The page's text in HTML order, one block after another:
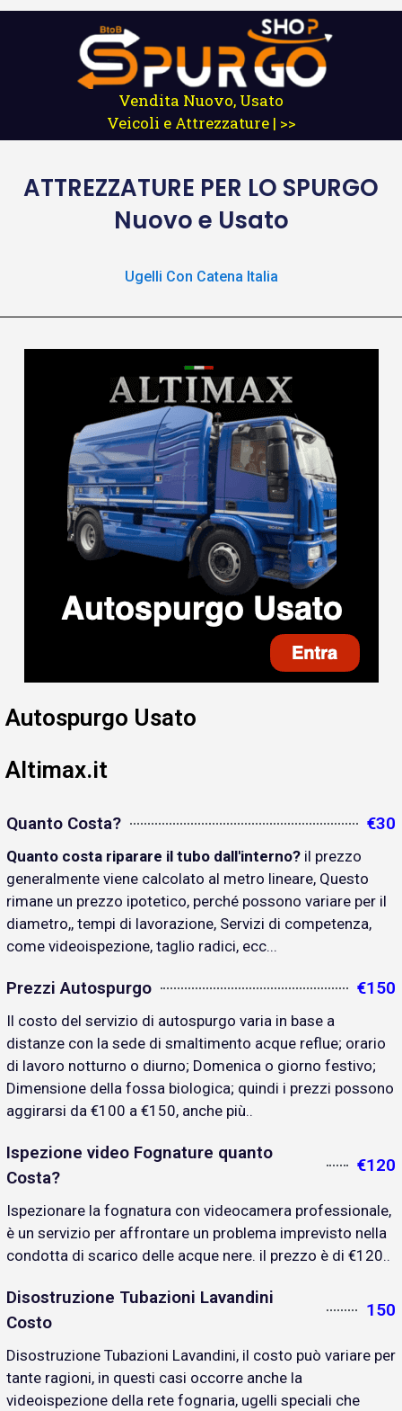
Vendita Nuovo, Usato
Veicoli e Attrezzature | >>
ATTREZZATURE PER LO SPURGO
Nuovo e Usato
Ugelli Con Catena Italia
Autospurgo Usato
Altimax.it
Quanto Costa? €30
Quanto costa riparare il tubo dall'interno? il prezzo
generalmente viene calcolato al metro lineare, Questo
rimane un prezzo ipotetico, perché possono variare per il
diametro,, tempi di lavorazione, Servizi di competenza,
come videoispezione, taglio radici, ecc...
Prezzi Autospurgo €150
Il costo del servizio di autospurgo varia in base a
distanze con la sede di smaltimento acque reflue; orario
di lavoro notturno o diurno; Domenica o giorno festivo;
Dimensione della fossa biologica; quindi i prezzi possono
aggirarsi da €100 a €150, anche più..
Ispezione video Fognature quanto
Costa?
€120
Ispezionare la fognatura con videocamera professionale,
è un servizio per affrontare un problema imprevisto nella
condotta di scarico delle acque nere. il prezzo è di €120..
Disostruzione Tubazioni Lavandini
Costo
150
Disostruzione Tubazioni Lavandini, il costo può variare per
tante ragioni, in questi casi occorre anche la
videoispezione della rete fognaria, ugelli speciali che